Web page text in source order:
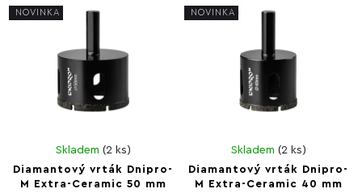
NOVINKA
Diamantový vrták Dnipro-
M Extra-Ceramic 50 mm
Skladem (2 ks)
NOVINKA
Diamantový vrták Dnipro-
M Extra-Ceramic 40 mm
Skladem (2 ks)